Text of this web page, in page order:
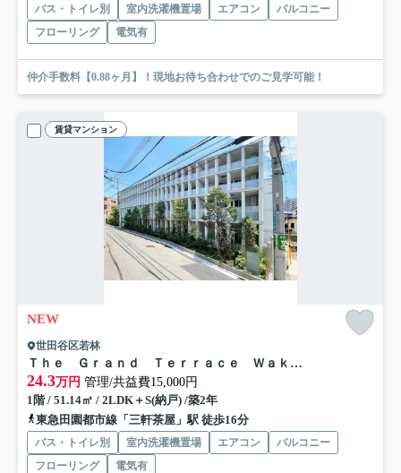
バス・トイレ別 室内洗濯機置場 エアコン
バルコニー
フローリング
電気有
仲介手数料【0.88ヶ月】！現地お待ち合わせでのご見学可能！
賃貸マンション
NEW
世田谷区若林
Ｔｈｅ Ｇｒａｎｄ Ｔｅｒｒａｃｅ Ｗａｋａｂａｙａｓｈｉ
24.3万円 管理/共益費15,000円
1階 / 51.14㎡ / 2LDK＋S(納戸) /築2年
東急田園都市線「三軒茶屋」駅 徒歩16分
バス・トイレ別 室内洗濯機置場 エアコン
バルコニー
フローリング
電気有